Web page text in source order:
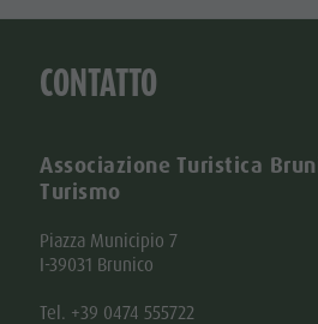
CONTATTO
Associazione Turistica
Turismo
Piazza Municipio 7
I-39031 Brunico
Tel. +39 0474 555722